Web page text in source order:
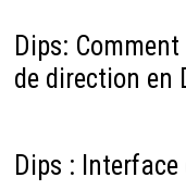
Dips:
de direction en
Dips :